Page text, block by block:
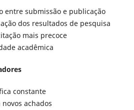
entre submissão e publicação
dos resultados de pesquisa
mais precoce
acadêmica
constante
achados